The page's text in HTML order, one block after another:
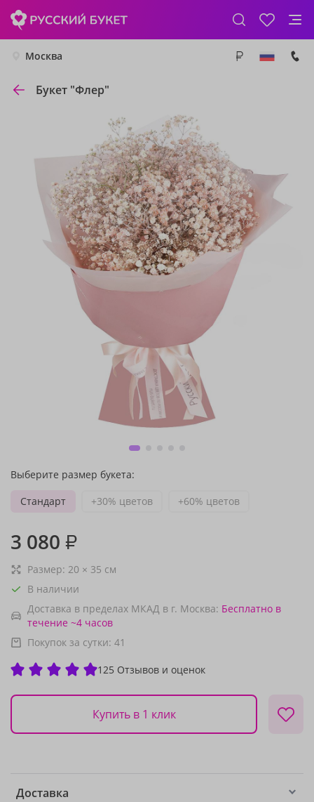
Москва
Букет "Флер"
Выберите размер букета:
Стандарт
+30% цветов +60% цветов
3 080 ₽
Размер: 20 × 35 см
В наличии
Доставка в пределах МКАД в г. Москва: Бесплатно в
течение ~4 часов
Покупок за сутки: 41
125 Отзывов и оценок
Купить в 1 клик
Доставка